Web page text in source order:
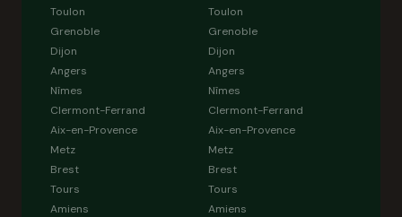
Toulon
Grenoble
Dijon
Angers
Nîmes
Clermont-Ferrand
Aix-en-Provence
Metz
Brest
Tours
Amiens
Toulon
Grenoble
Dijon
Angers
Nîmes
Clermont-Ferrand
Aix-en-Provence
Metz
Brest
Tours
Amiens